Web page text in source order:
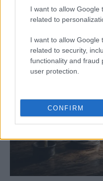
I want to allow Google
related to
I want to allow Google
related to security,
functionality and fraud
user protection.
CONFIRM
transformando las
seguidores de
Los influencers del